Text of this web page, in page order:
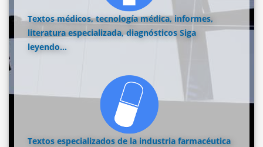
Textos médicos, tecnología médica, informes,
literatura especializada, diagnósticos Siga
leyendo...
Textos especializados de la industria farmacéutica